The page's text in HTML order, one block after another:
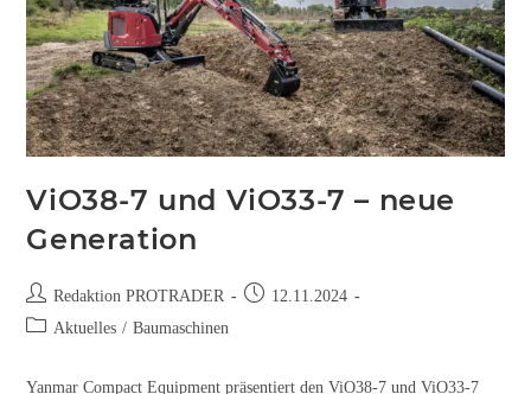
ViO38-7 und ViO33-7 – neue
Generation
Redaktion PROTRADER
12.11.2024
Aktuelles / Baumaschinen
Yanmar Compact Equipment präsentiert den ViO38-7 und ViO33-7